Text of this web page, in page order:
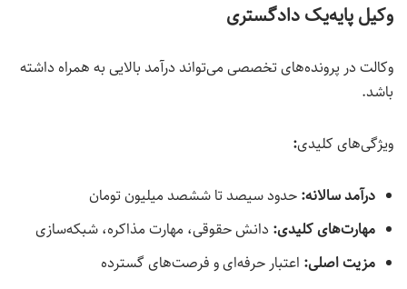
وکیل پایه‌یک دادگستری
وکالت در پرونده‌های تخصصی می‌تواند درآمد بالایی به همراه داشته
باشد.
ویژگی‌های کلیدی:
درآمد سالانه: حدود سیصد تا ششصد میلیون تومان
مهارت‌های کلیدی: دانش حقوقی، مهارت مذاکره، شبکه‌سازی
مزیت اصلی: اعتبار حرفه‌ای و فرصت‌های گسترده